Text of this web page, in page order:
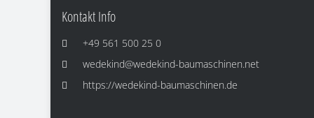
Kontakt Info
+49 561 500 25 0
wedekind@wedekind-baumaschinen.net
https://wedekind-baumaschinen.de